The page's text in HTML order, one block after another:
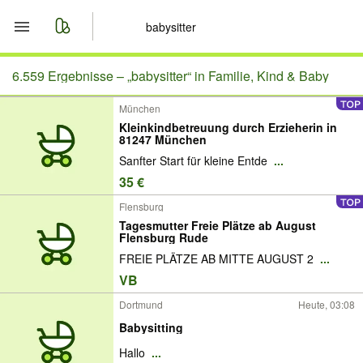
Start
Nachrichten
Anzeige aufgeben
6.559 Ergebnisse –„babysitter“ in Familie, Kind & Baby
München
Kleinkindbetreuung durch Erzieherin in
81247 München
Sanfter Start für kleine Entde ...
35 €
Flensburg
Tagesmutter Freie Plätze ab August
Flensburg Rude
FREIE PLÄTZE AB MITTE AUGUST 2 ...
VB
Dortmund Heute, 03:08
Babysitting
Hallo ...